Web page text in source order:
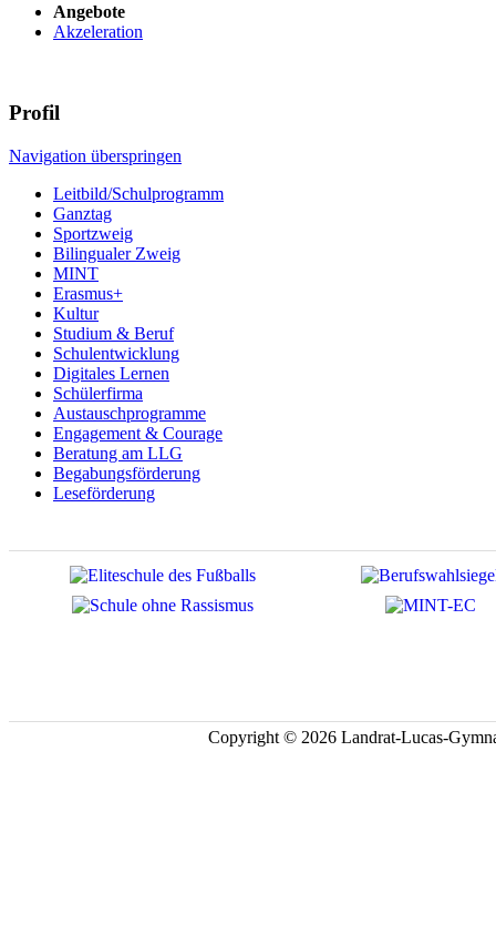
Angebote
Akzeleration
Profil
Navigation überspringen
Leitbild/Schulprogramm
Ganztag
Sportzweig
Bilingualer Zweig
MINT
Erasmus+
Kultur
Studium & Beruf
Schulentwicklung
Digitales Lernen
Schülerfirma
Austauschprogramme
Engagement & Courage
Beratung am LLG
Begabungsförderung
Leseförderung
Copyright © 2026 Landrat-Lucas-